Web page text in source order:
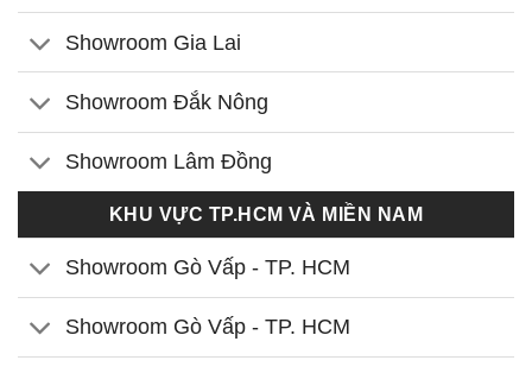
Showroom Gia Lai
Showroom Đắk Nông
Showroom Lâm Đồng
KHU VỰC TP.HCM VÀ MIỀN NAM
Showroom Gò Vấp - TP. HCM
Showroom Gò Vấp - TP. HCM